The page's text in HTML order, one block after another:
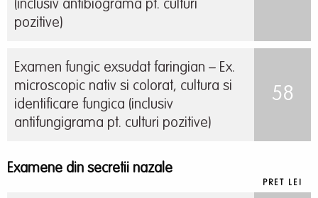
(inclusiv antibiogramă pt. culturi
pozitive)
Examen fungic exsudat faringian – Ex.
microscopic nativ si colorat, cultura si
identificare fungica (inclusiv
antifungigrama pt. culturi pozitive)
58
Examene din secretii nazale
PRET LEI